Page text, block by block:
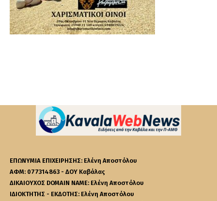
ΕΠΩΝΥΜΙΑ ΕΠΙΧΕΙΡΗΣΗΣ: Ελένη Αποστόλου
ΑΦΜ: 077314863 - ΔΟΥ Καβάλας
ΔΙΚΑΙΟΥΧΟΣ DOMAIN NAME: Ελένη Αποστόλου
ΙΔΙΟΚΤΗΤΗΣ - ΕΚΔΟΤΗΣ: Ελένη Αποστόλου